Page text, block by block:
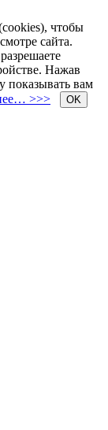
чтобы
сайта.
Нажав
показывать вам
>>> OK